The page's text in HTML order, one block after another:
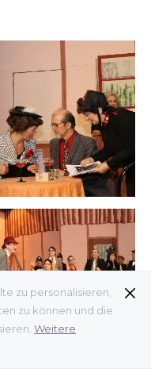
zu personalisieren,
zu können und die
Weitere